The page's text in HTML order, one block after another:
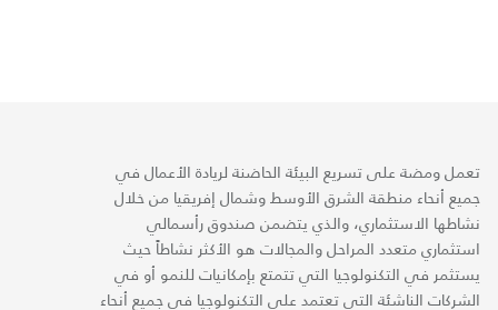
تعمل ومضة على تسريع البيئة الحاضنة لريادة الأعمال في
جميع أنحاء منطقة الشرق الأوسط وشمال إفريقيا من خلال
نشاطها الاستثماري، والذي يتضمن صندوق رأسمالي
استثماري متعدد المراحل والمجالات هو الأكثر نشاطاً حيث
يستثمر في التكنولوجيا التي تتمتع بإمكانيات للنمو أو في
الشركات الناشئة التي تعتمد على التكنولوجيا في جميع أنحاء